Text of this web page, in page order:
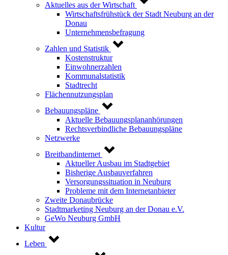
Aktuelles aus der Wirtschaft
Wirtschaftsfrühstück der Stadt Neuburg an der
Donau
Unternehmensbefragung
Zahlen und Statistik
Kostenstruktur
Einwohnerzahlen
Kommunalstatistik
Stadtrecht
Flächennutzungsplan
Bebauungspläne
Aktuelle Bebauungsplananhörungen
Rechtsverbindliche Bebauungspläne
Netzwerke
Breitbandinternet
Aktueller Ausbau im Stadtgebiet
Bisherige Ausbauverfahren
Versorgungssituation in Neuburg
Probleme mit dem Internetanbieter
Zweite Donaubrücke
Stadtmarketing Neuburg an der Donau e.V.
GeWo Neuburg GmbH
Kultur
Leben